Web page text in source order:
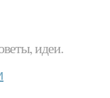
идеи.